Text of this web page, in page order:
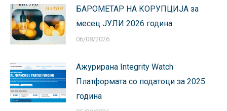
БАРОМЕТАР НА КОРУПЦИЈА за
месец ЈУЛИ 2026 година
06/08/2026
Ажурирана Integrity Watch
Платформата со податоци за 2025
година